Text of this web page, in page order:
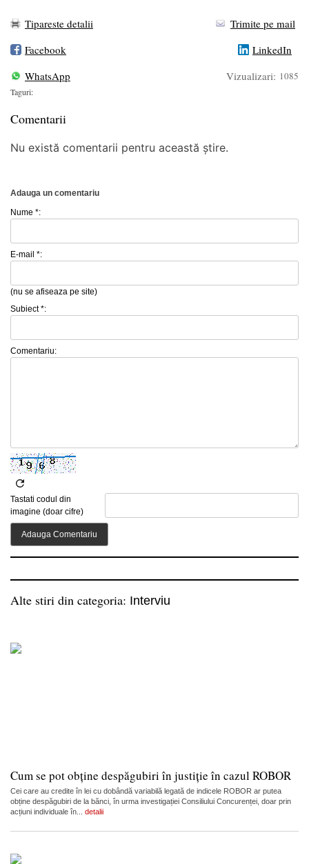
Tipareste detalii
Trimite pe mail
Facebook
LinkedIn
WhatsApp
Vizualizari: 1085
Taguri:
Comentarii
Nu există comentarii pentru această știre.
Adauga un comentariu
Nume *:
E-mail *:
(nu se afiseaza pe site)
Subiect *:
Comentariu:
Tastati codul din
imagine (doar cifre)
Alte stiri din categoria: Interviu
Cum se pot obține despăgubiri în justiție în cazul ROBOR
Cei care au credite în lei cu dobândă variabilă legată de indicele ROBOR ar putea
obține despăgubiri de la bănci, în urma investigației Consiliului Concurenței, doar prin
acțiuni individuale în... detalii